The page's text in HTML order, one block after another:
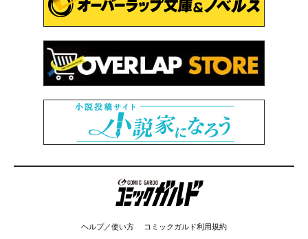
コミックガルド
ヘルプ／使い方 コミックガルド利用規約